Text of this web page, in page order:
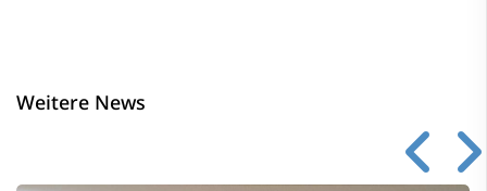
Weitere News